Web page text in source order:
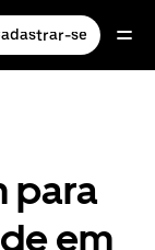
se
para
em